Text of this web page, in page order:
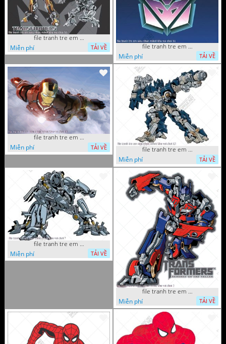
file tranh tre em sieu nhan robot khu vui choi 55
Miễn phí
TẢI VỀ
file tranh tre em sieu nhan robot khu vui choi 51
Miễn phí
TẢI VỀ
file tranh tre em sieu nhan robot khu vui choi 18
Miễn phí
TẢI VỀ
file tranh tre em sieu nhan robot khu vui choi 13
Miễn phí
TẢI VỀ
file tranh tre em sieu nhan robot khu vui choi 7
Miễn phí
TẢI VỀ
file tranh tre em sieu nhan robot khu vui choi 2
Miễn phí
TẢI VỀ